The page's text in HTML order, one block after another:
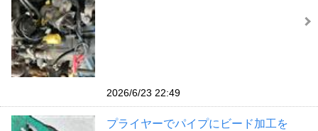
2026/6/23 22:49
プライヤーでパイプにビード加工を